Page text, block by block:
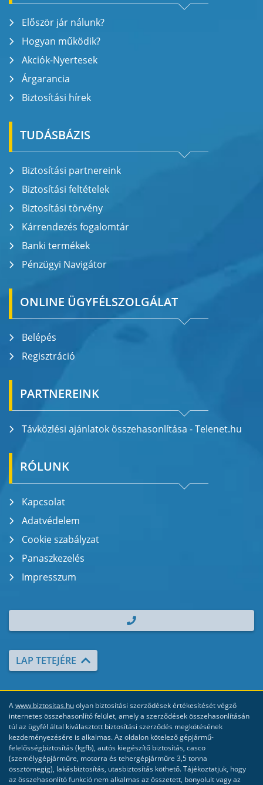
Először jár nálunk?
Hogyan működik?
Akciók-Nyertesek
Árgarancia
Biztosítási hírek
TUDÁSBÁZIS
Biztosítási partnereink
Biztosítási feltételek
Biztosítási törvény
Kárrendezés fogalomtár
Banki termékek
Pénzügyi Navigátor
ONLINE ÜGYFÉLSZOLGÁLAT
Belépés
Regisztráció
PARTNEREINK
Távközlési ajánlatok összehasonlítása - Telenet.hu
RÓLUNK
Kapcsolat
Adatvédelem
Cookie szabályzat
Panaszkezelés
Impresszum
| TEL.: +36 70 700 2000
LAP TETEJÉRE
Awww.biztositas.huolyan biztosítási szerződések értékesítését végző
internetes összehasonlító felület, amely a szerződések összehasonlításán
túl az ügyfél által kiválasztott biztosítási szerződés megkötésének
kezdeményezésére is alkalmas. Az oldalon kötelező gépjármű-
felelősségbiztosítás (kgfb), autós kiegészítő biztosítás, casco
(személygépjárműre, motorra és tehergépjárműre 3,5 tonna
össztömegig), lakásbiztosítás, utasbiztosítás köthető. Tájékoztatjuk, hogy
az összehasonlító funkció nem alkalmas az összetett, bonyolult vagy az